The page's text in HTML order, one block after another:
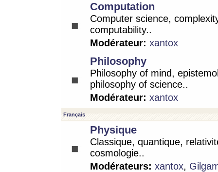
Computation
Computer science,
computability..
Modérateur: xantox
Philosophy
Philosophy of mind,
philosophy of science..
Modérateur: xantox
Français
Physique
Classique, quantique,
cosmologie..
Modérateurs: xantox,